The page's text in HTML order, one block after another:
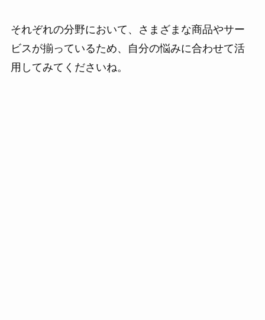
それぞれの分野において、さまざまな商品やサー
ビスが揃っているため、自分の悩みに合わせて活
用してみてくださいね。